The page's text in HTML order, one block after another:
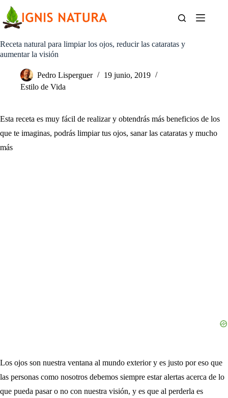
contenido
Receta natural para limpiar los ojos, reducir las cataratas y
aumentar la visión
Pedro Lisperguer
19 junio, 2019
Estilo de Vida
Esta receta es muy fácil de realizar y obtendrás más beneficios de los
que te imaginas, podrás limpiar tus ojos, sanar las cataratas y mucho
más
Los ojos son nuestra ventana al mundo exterior y es justo por eso que
las personas como nosotros debemos siempre estar alertas acerca de lo
que pueda pasar o no con nuestra visión, y es que al perderla es